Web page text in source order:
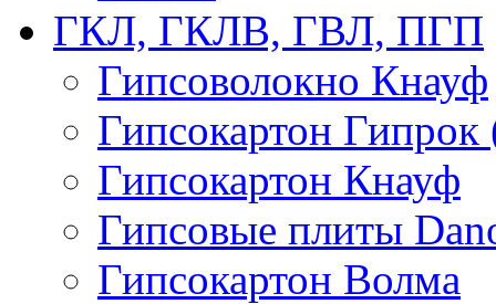
ГКЛ, ГКЛВ, ГВЛ, ПГП
Гипсоволокно Кнауф
Гипсокартон Гипрок
Гипсокартон Кнауф
Гипсовые плиты
Гипсокартон Волма